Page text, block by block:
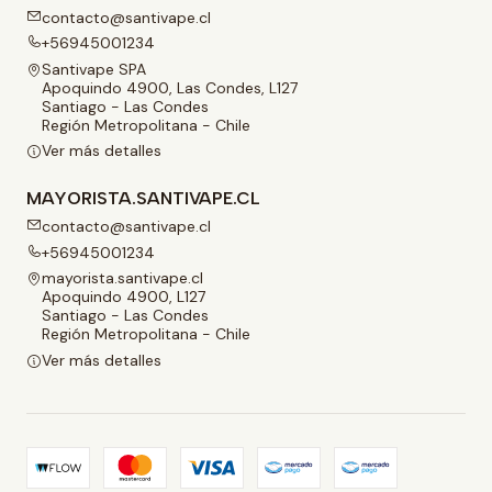
contacto@santivape.cl
+56945001234
Santivape SPA
Apoquindo 4900, Las Condes, L127
Santiago - Las Condes
Región Metropolitana - Chile
Ver más detalles
MAYORISTA.SANTIVAPE.CL
contacto@santivape.cl
+56945001234
mayorista.santivape.cl
Apoquindo 4900, L127
Santiago - Las Condes
Región Metropolitana - Chile
Ver más detalles